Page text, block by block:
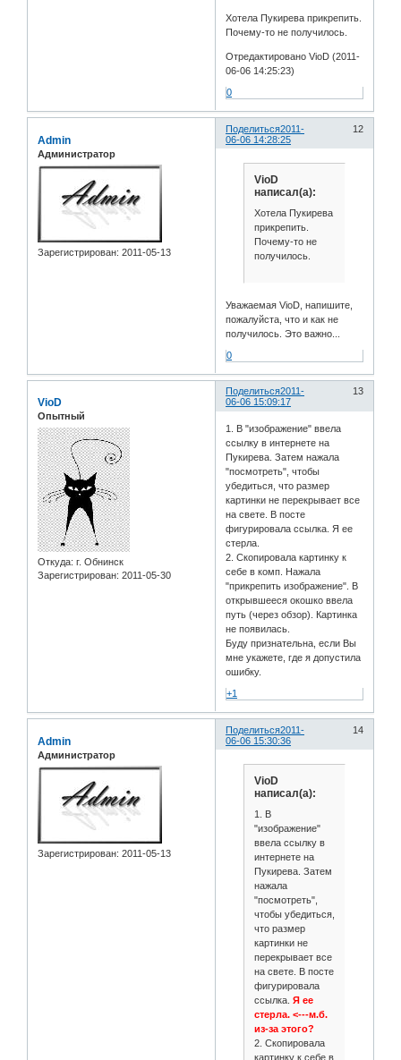
Хотела Пукирева прикрепить.
Почему-то не получилось.
Отредактировано VioD (2011-
06-06 14:25:23)
0
Поделиться 12
2011-
06-06 14:28:25
Admin
Администратор
Зарегистрирован: 2011-05-13
VioD
написал(а):
Хотела Пукирева
прикрепить.
Почему-то не
получилось.
Уважаемая VioD, напишите,
пожалуйста, что и как не
получилось. Это важно...
0
Поделиться 13
2011-
06-06 15:09:17
VioD
Опытный
Откуда: г. Обнинск
Зарегистрирован: 2011-05-30
1. В "изображение" ввела
ссылку в интернете на
Пукирева. Затем нажала
"посмотреть", чтобы
убедиться, что размер
картинки не перекрывает все
на свете. В посте
фигурировала ссылка. Я ее
стерла.
2. Скопировала картинку к
себе в комп. Нажала
"прикрепить изображение". В
открывшееся окошко ввела
путь (через обзор). Картинка
не появилась.
Буду признательна, если Вы
мне укажете, где я допустила
ошибку.
+1
Поделиться 14
2011-
06-06 15:30:36
Admin
Администратор
Зарегистрирован: 2011-05-13
VioD
написал(а):
1. В
"изображение"
ввела ссылку в
интернете на
Пукирева. Затем
нажала
"посмотреть",
чтобы убедиться,
что размер
картинки не
перекрывает все
на свете. В посте
фигурировала
ссылка. Я ее
стерла. <---м.б.
из-за этого?
2. Скопировала
картинку к себе в